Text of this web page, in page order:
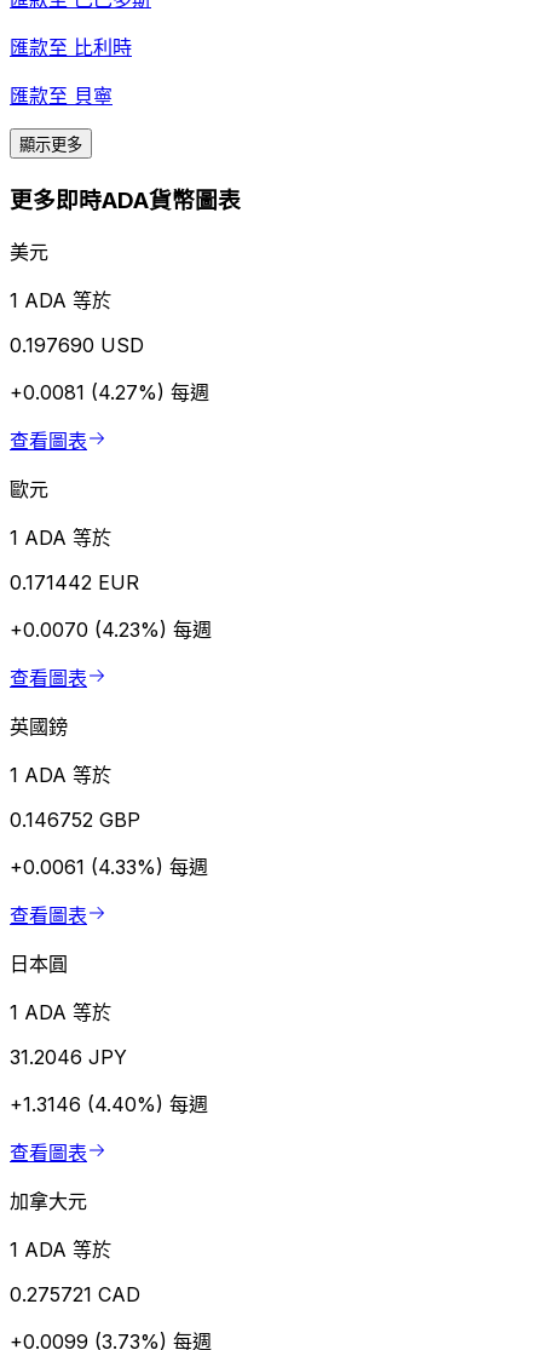
匯款至 比利時
匯款至 貝寧
顯示更多
更多即時ADA貨幣圖表
美元
1 ADA 等於
0.197690 USD
+0.0081 (4.27%) 每週
查看圖表
歐元
1 ADA 等於
0.171442 EUR
+0.0070 (4.23%) 每週
查看圖表
英國鎊
1 ADA 等於
0.146752 GBP
+0.0061 (4.33%) 每週
查看圖表
日本圓
1 ADA 等於
31.2046 JPY
+1.3146 (4.40%) 每週
查看圖表
加拿大元
1 ADA 等於
0.275721 CAD
+0.0099 (3.73%) 每週